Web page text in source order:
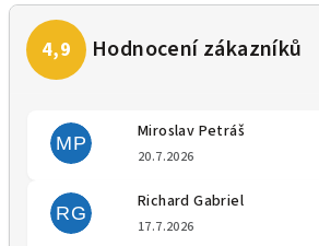
MP
Miroslav Petráš
20.7.2026
RG
Richard Gabriel
17.7.2026